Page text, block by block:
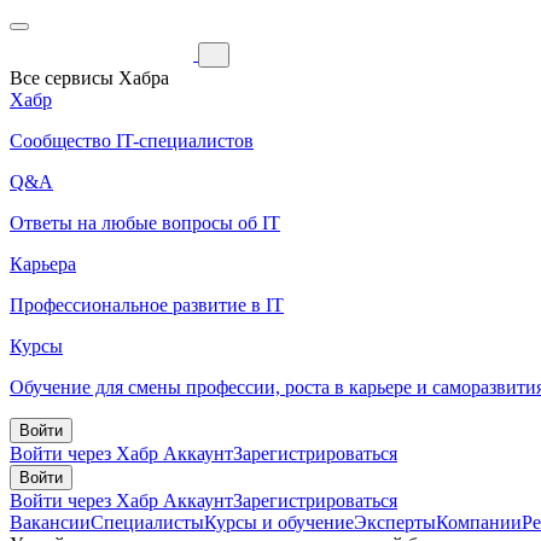
Все сервисы Хабра
Хабр
Сообщество IT-специалистов
Q&A
Ответы на любые вопросы об IT
Карьера
Профессиональное развитие в IT
Курсы
Обучение для смены профессии, роста в карьере и
Войти
Войти через Хабр АккаунтЗарегистрироваться
Войти
Войти через Хабр АккаунтЗарегистрироваться
ВакансииСпециалистыКурсы и обучениеЭкспертыКомпании